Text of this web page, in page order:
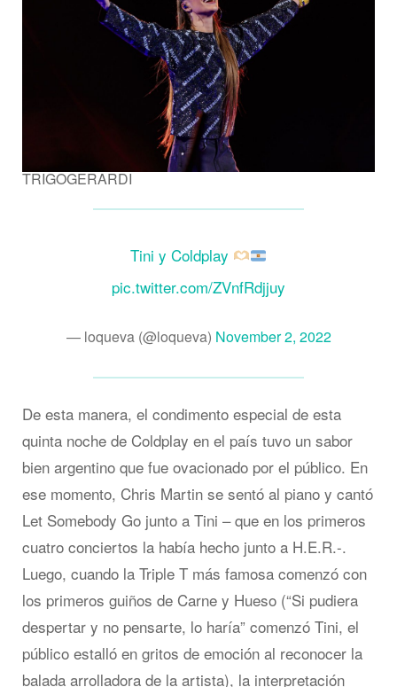
TRIGOGERARDI
Tini y Coldplay
pic.twitter.com/ZVnfRdjjuy
— loqueva (@loqueva) November 2, 2022
De esta manera, el condimento especial de esta
quinta noche de Coldplay en el país tuvo un sabor
bien argentino que fue ovacionado por el público. En
ese momento, Chris Martin se sentó al piano y cantó
Let Somebody Go junto a Tini – que en los primeros
cuatro conciertos la había hecho junto a H.E.R.-.
Luego, cuando la Triple T más famosa comenzó con
los primeros guiños de Carne y Hueso (“Si pudiera
despertar y no pensarte, lo haría” comenzó Tini, el
público estalló en gritos de emoción al reconocer la
balada arrolladora de la artista), la interpretación